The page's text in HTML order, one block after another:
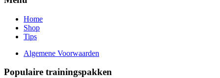
Home
Shop
Tips
Algemene Voorwaarden
Populaire trainingspakken